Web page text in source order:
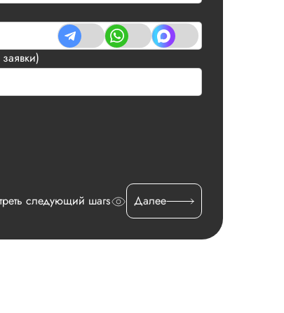
следующий шагs Далее